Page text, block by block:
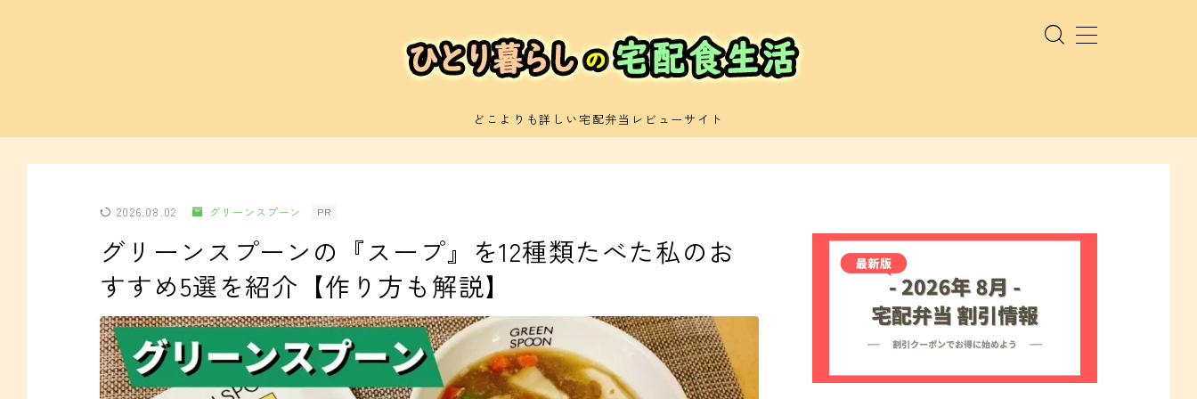
どこよりも詳しい宅配弁当レビューサイト
お問い合わせ
2026.08.02 グリーンスプーン PR
グリーンスプーンの『スープ』を12種類たべた私のお
すすめ5選を紹介【作り方も解説】